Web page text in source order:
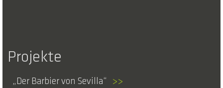
Projekte
Der Barbier von Sevilla >>